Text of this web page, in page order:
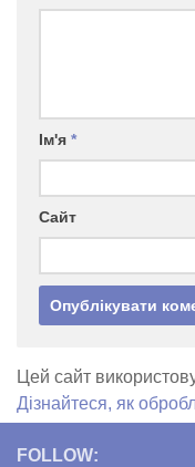
Ім'я *
Сайт
Цей сайт
Дізнайтеся, як
FOLLOW: